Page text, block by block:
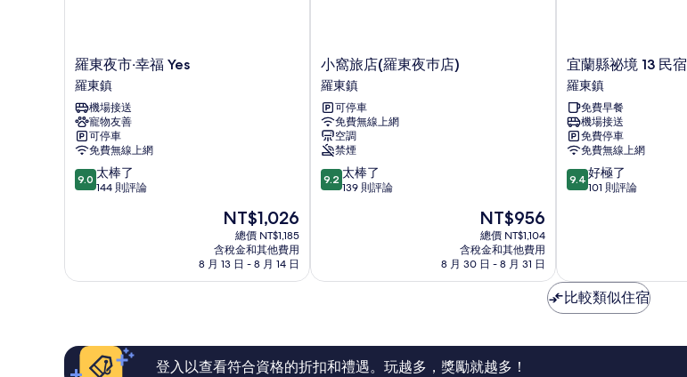
羅
東
夜
市‧
幸
福
Yes
羅
東
羅東夜市‧幸福 Yes
羅東鎮
機場接送
寵物友善
可停車
免費無線上網
9.0
分，
棒
評
9.0 太棒了
144 則評論
現
價
格
為
NT$1,026
總價 NT$1,185
含稅金和其他費用
8 月 13 日 - 8 月 14 日
小
窩
旅
店
(羅
東
夜
巿
店)
小窩旅店(羅東夜巿店)
羅東鎮
可停車
免費無線上網
空調
禁煙
9.2
分，
棒
評
論
9.2 太棒了
139 則評論
現
在
價
格
為
NT$956
總價 NT$1,104
含稅金和其他費用
8 月 30 日 - 8 月 31 日
宜
蘭
縣
祕
境
13
民
宿
羅
宜蘭縣祕境 13 民宿
羅東鎮
免費早餐
機場接送
免費停車
免費無線上網
9.4
分，
極
了，
101
評
9.4 好極了
101 則評論
比較類似住宿
登入以查看符合資格的折扣和禮遇。玩越多，獎勵就越多！